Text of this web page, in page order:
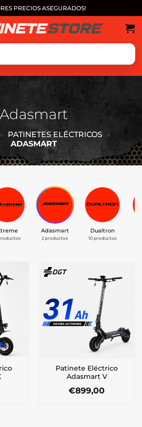
PRECIOS ASEGURADOS!
Adasmart
» PATINETES ELÉCTRICOS »
ADASMART
Adasmart
2 productos
Dualtron
10 productos
Patinete Eléctrico
Adasmart V
€899,00